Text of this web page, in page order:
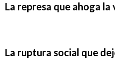
título
La represa que ahoga la
La ruptura social que